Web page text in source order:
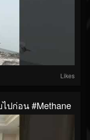
Likes
ปก่อน #methane